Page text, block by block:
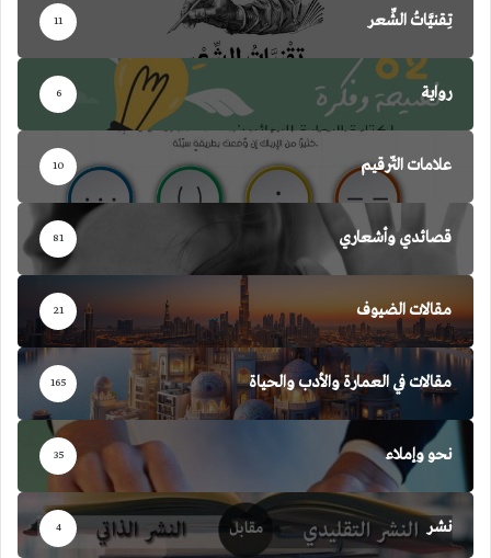
تِقنيَّاتُ الشِّعر 11
رواية 6
علامات التّرقيم 10
قصائدي وأشعاري 81
مقالات الضيوف 21
مقالات في العمارة والأدب والحياة 165
نحو وإملاء 35
نشر 4